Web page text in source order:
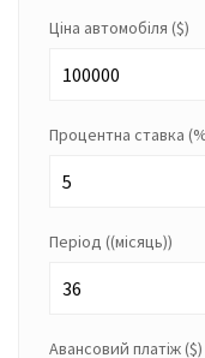
Ціна автомобіля ($)
Процентна ставка
Період ((місяць))
Авансовий платіж($)